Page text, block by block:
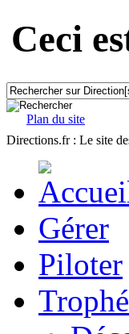
Ceci
Plan du site
Directions.fr : Le site
Gérer
Piloter